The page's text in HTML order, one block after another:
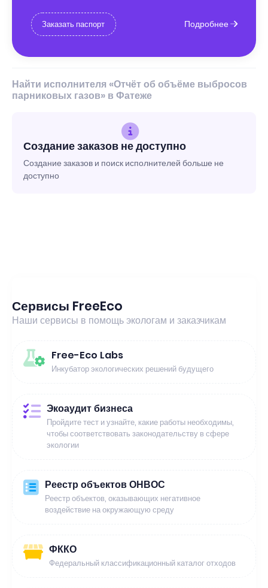
Заказать паспорт Подробнее
Найти исполнителя «Отчёт об объёме выбросов
парниковых газов» в Фатеже
Создание заказов не доступно
Создание заказов и поиск исполнителей больше не
доступно
Сервисы FreeEco
Наши сервисы в помощь экологам и заказчикам
Free-Eco Labs
Инкубатор экологических решений будущего
Экоаудит бизнеса
Пройдите тест и узнайте, какие работы необходимы,
чтобы соответствовать законодательству в сфере
экологии
Реестр объектов ОНВОС
Реестр объектов, оказывающих негативное
воздействие на окружающую среду
ФККО
Федеральный классификационный каталог отходов